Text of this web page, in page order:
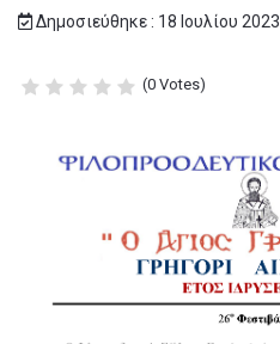
Δημοσιεύθηκε : 18 Ιουλίου 2023
(0 Votes)